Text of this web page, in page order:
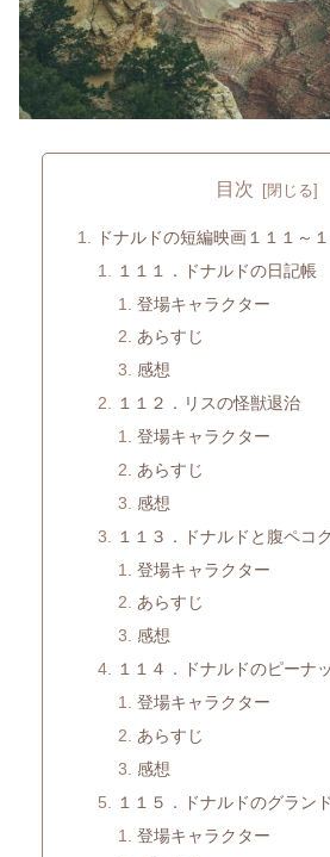
目次
ドナルドの短編映画１１１～
１１１．ドナルドの日記帳
登場キャラクター
あらすじ
感想
１１２．リスの怪獣退治
登場キャラクター
あらすじ
感想
１１３．ドナルドと腹ペコ
登場キャラクター
あらすじ
感想
１１４．ドナルドのピーナ
登場キャラクター
あらすじ
感想
１１５．ドナルドのグラン
登場キャラクター